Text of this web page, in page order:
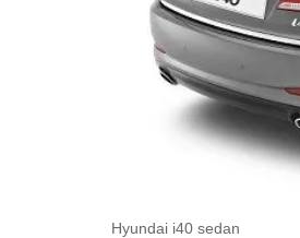
Hyundai i40 sedan